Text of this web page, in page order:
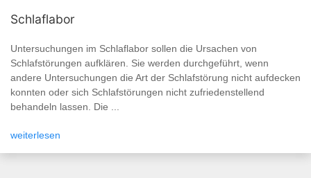
Schlaflabor
Untersuchungen im Schlaflabor sollen die Ursachen von
Schlafstörungen aufklären. Sie werden durchgeführt, wenn
andere Untersuchungen die Art der Schlafstörung nicht aufdecken
konnten oder sich Schlafstörungen nicht zufriedenstellend
behandeln lassen. Die ...
weiterlesen